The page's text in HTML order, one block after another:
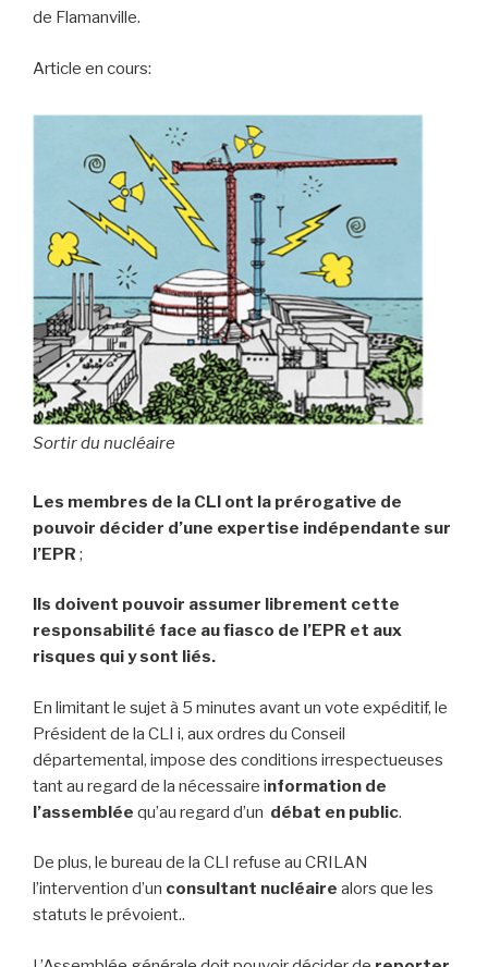
de Flamanville.
Article en cours:
Sortir du nucléaire
Les membres de la CLI ont la prérogative de
pouvoir décider d’une expertise indépendante sur
l’EPR ;
Ils doivent pouvoir assumer librement cette
responsabilité face au fiasco de l’EPR et aux
risques qui y sont liés.
En limitant le sujet à 5 minutes avant un vote expéditif, le
Président de la CLI i, aux ordres du Conseil
départemental, impose des conditions irrespectueuses
tant au regard de la nécessaire information de
l’assemblée qu’au regard d’un débat en public.
De plus, le bureau de la CLI refuse au CRILAN
l’intervention d’un consultant nucléaire alors que les
statuts le prévoient..